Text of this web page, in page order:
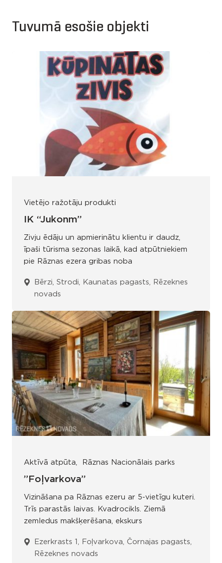
Tuvumā esošie objekti
Vietējo ražotāju produkti
IK “Jukonm”
Zivju ēdāju un apmierinātu klientu ir daudz,
īpaši tūrisma sezonas laikā, kad atpūtniekiem
pie Rāznas ezera gribas noba
Bērzi, Strodi, Kaunatas pagasts, Rēzeknes
novads
Aktīvā atpūta Rāznas Nacionālais parks
”Foļvarkova”
Vizināšana pa Rāznas ezeru ar 5-vietīgu kuteri.
Trīs parastās laivas. Kvadrocikls. Ziemā
zemledus makšķerēšana, ekskurs
Ezerkrasts 1, Foļvarkova, Čornajas pagasts,
Rēzeknes novads